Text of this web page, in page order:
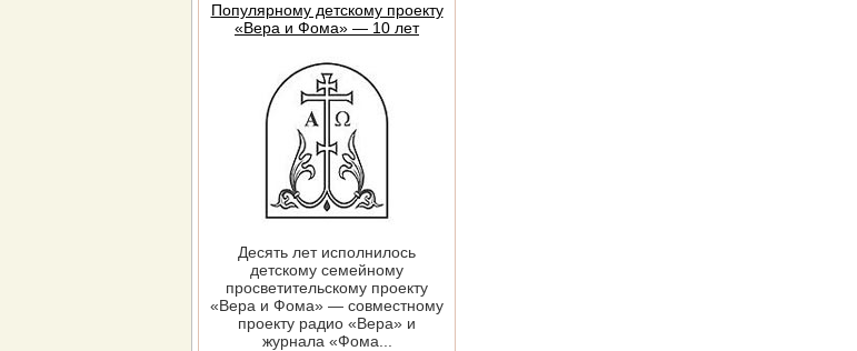
Популярному детскому проекту
«Вера и Фома» — 10 лет
Десять лет исполнилось
детскому семейному
просветительскому проекту
«Вера и Фома» — совместному
проекту радио «Вера» и
журнала «Фома...